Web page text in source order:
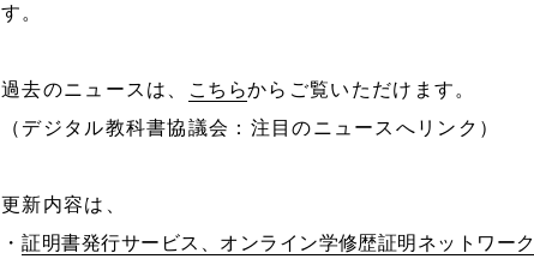
す。
過去のニュースは、 こちらからご覧いただけます。
（デジタル教科書協議会：注目のニュースへリンク）
更新内容は、
・証明書発行サービス、オンライン学修歴証明ネットワーク